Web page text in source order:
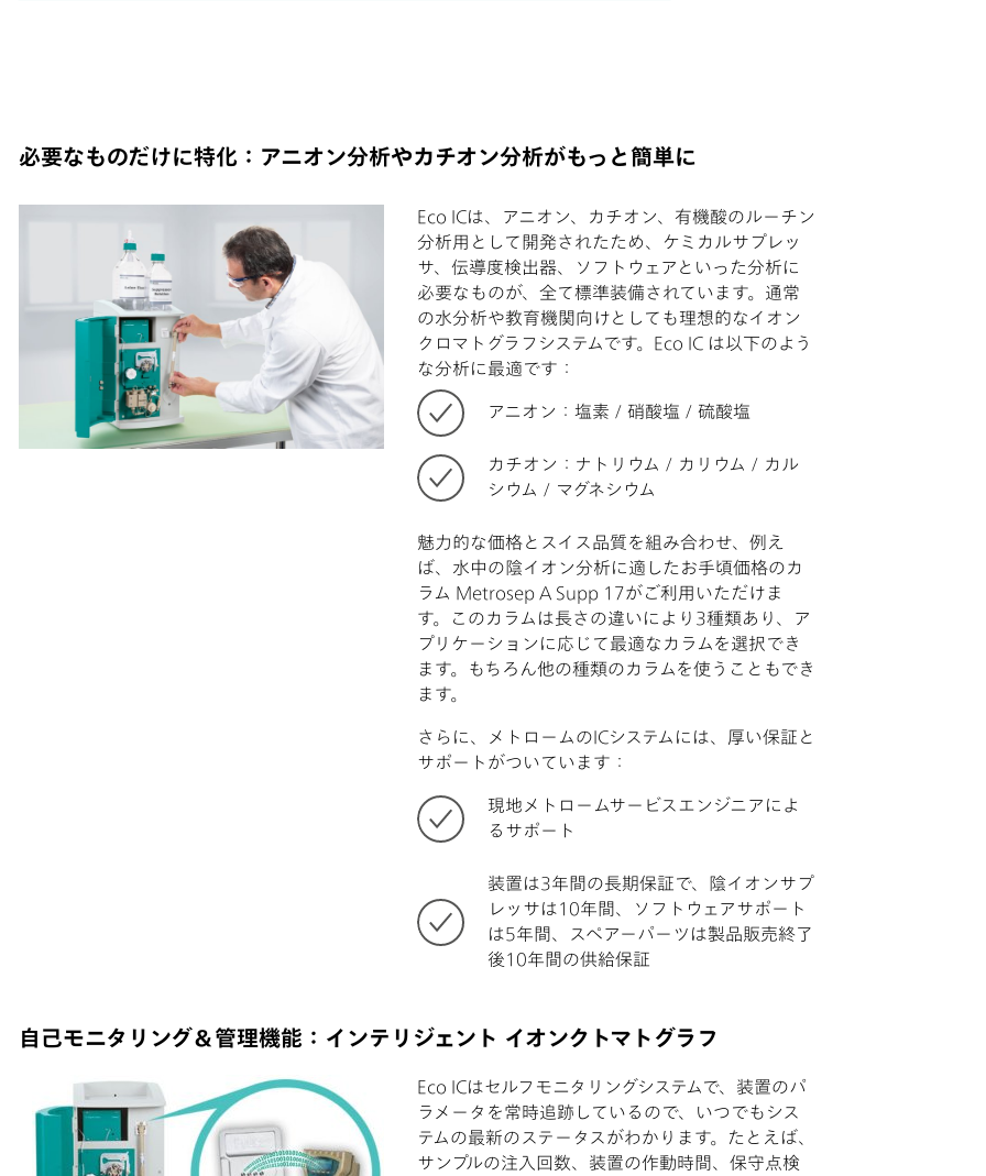
必要なものだけに特化：アニオン分析やカチオン分析がもっと簡単に
Eco ICは、アニオン、カチオン、有機酸のルーチン
分析用として開発されたため、ケミカルサプレッ
サ、伝導度検出器、ソフトウェアといった分析に
必要なものが、全て標準装備されています。通常
の水分析や教育機関向けとしても理想的なイオン
クロマトグラフシステムです。Eco IC は以下のよう
な分析に最適です：
アニオン：塩素 / 硝酸塩 / 硫酸塩
カチオン：ナトリウム / カリウム / カル
シウム / マグネシウム
魅力的な価格とスイス品質を組み合わせ、例え
ば、水中の陰イオン分析に適したお手頃価格のカ
ラム Metrosep A Supp 17がご利用いただけま
す。このカラムは長さの違いにより3種類あり、ア
プリケーションに応じて最適なカラムを選択でき
ます。もちろん他の種類のカラムを使うこともでき
ます。
さらに、メトロームのICシステムには、厚い保証と
サポートがついています：
現地メトロームサービスエンジニアによ
るサポート
装置は3年間の長期保証で、陰イオンサプ
レッサは10年間、ソフトウェアサポート
は5年間、スペアーパーツは製品販売終了
後10年間の供給保証
自己モニタリング＆管理機能：インテリジェント イオンクトマトグラフ
Eco ICはセルフモニタリングシステムで、装置のパ
ラメータを常時追跡しているので、いつでもシス
テムの最新のステータスがわかります。たとえば、
サンプルの注入回数、装置の作動時間、保守点検